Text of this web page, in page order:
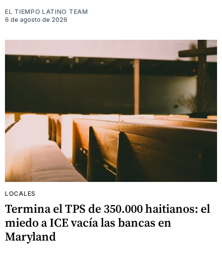
EL TIEMPO LATINO TEAM
6 de agosto de 2026
LOCALES
Termina el TPS de 350.000 haitianos: el
miedo a ICE vacía las bancas en
Maryland